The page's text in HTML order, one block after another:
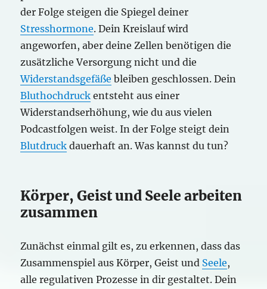
der Folge steigen die Spiegel deiner
Stresshormone. Dein Kreislauf wird
angeworfen, aber deine Zellen benötigen die
zusätzliche Versorgung nicht und die
Widerstandsgefäße bleiben geschlossen. Dein
Bluthochdruck entsteht aus einer
Widerstandserhöhung, wie du aus vielen
Podcastfolgen weist. In der Folge steigt dein
Blutdruck dauerhaft an. Was kannst du tun?
Körper, Geist und Seele arbeiten
zusammen
Zunächst einmal gilt es, zu erkennen, dass das
Zusammenspiel aus Körper, Geist und Seele,
alle regulativen Prozesse in dir gestaltet. Dein